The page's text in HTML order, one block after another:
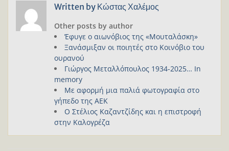
Written by Κώστας Χαλέμος
Other posts by author
Έφυγε ο αιωνόβιος της «Μουταλάσκη»
Ξανάσμιξαν οι ποιητές στο Κοινόβιο του
ουρανού
Γιώργος Μεταλλόπουλος 1934-2025… In
memory
Με αφορμή μια παλιά φωτογραφία στο
γήπεδο της ΑΕΚ
Ο Στέλιος Καζαντζίδης και η επιστροφή
στην Καλογρέζα